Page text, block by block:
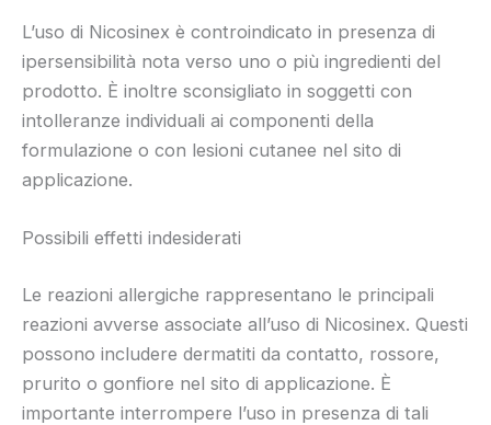
L’uso di Nicosinex è controindicato in presenza di
ipersensibilità nota verso uno o più ingredienti del
prodotto. È inoltre sconsigliato in soggetti con
intolleranze individuali ai componenti della
formulazione o con lesioni cutanee nel sito di
applicazione.
Possibili effetti indesiderati
Le reazioni allergiche rappresentano le principali
reazioni avverse associate all’uso di Nicosinex. Questi
possono includere dermatiti da contatto, rossore,
prurito o gonfiore nel sito di applicazione. È
importante interrompere l’uso in presenza di tali